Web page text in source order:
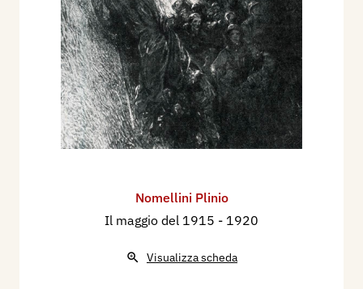
Nomellini Plinio
Il maggio del 1915 - 1920
Visualizza scheda